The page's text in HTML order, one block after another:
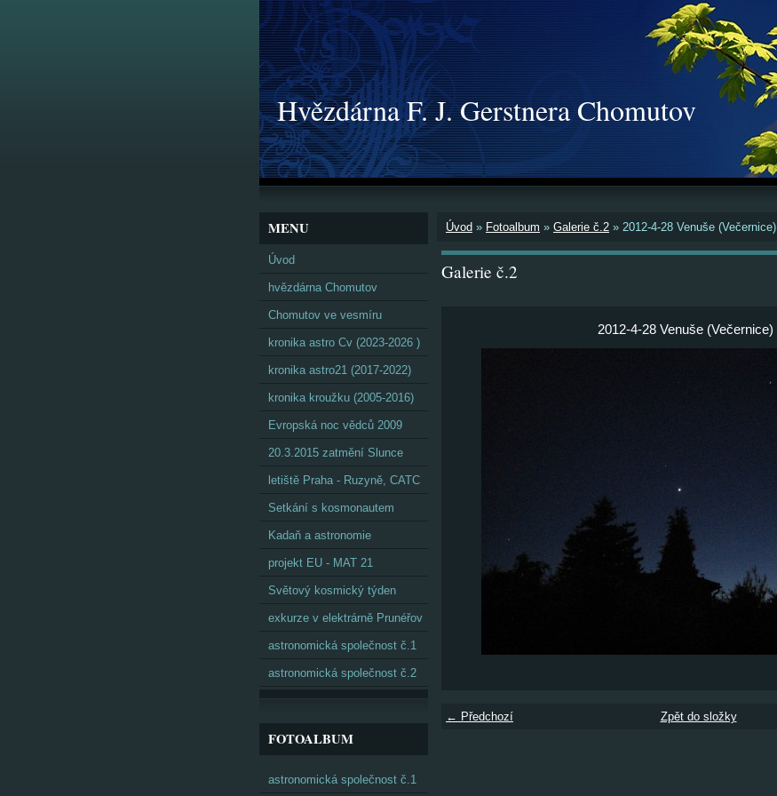
Hvězdárna F. J. Gerstnera Chomutov
Úvod » Fotoalbum » Galerie č.2 » 2012-4-28 Venuše (Večernice)
Galerie č.2
2012-4-28 Venuše (Večernice)
← Předchozí Zpět do složky
MENU
Úvod
hvězdárna Chomutov
Chomutov ve vesmíru
kronika astro Cv (2023-2026 )
kronika astro21 (2017-2022)
kronika kroužku (2005-2016)
Evropská noc vědců 2009
20.3.2015 zatmění Slunce
letiště Praha - Ruzyně, CATC
Setkání s kosmonautem
Kadaň a astronomie
projekt EU - MAT 21
Světový kosmický týden
exkurze v elektrárně Prunéřov
astronomická společnost č.1
astronomická společnost č.2
FOTOALBUM
astronomická společnost č.1